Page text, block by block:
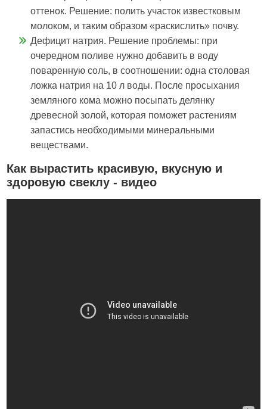
оттенок. Решение: полить участок известковым
молоком, и таким образом «раскислить» почву.
Дефицит натрия. Решение проблемы: при
очередном поливе нужно добавить в воду
поваренную соль, в соотношении: одна столовая
ложка натрия на 10 л воды. После просыхания
земляного кома можно посыпать делянку
древесной золой, которая поможет растениям
запастись необходимыми минеральными
веществами.
Как вырастить красивую, вкусную и
здоровую свеклу - видео